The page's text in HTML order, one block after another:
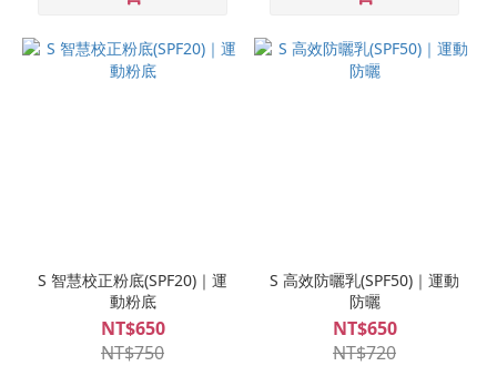
S 智慧校正粉底(SPF20)｜運
動粉底
NT$650
NT$750
S 高效防曬乳(SPF50)｜運動
防曬
NT$650
NT$720